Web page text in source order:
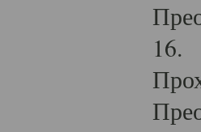
16.